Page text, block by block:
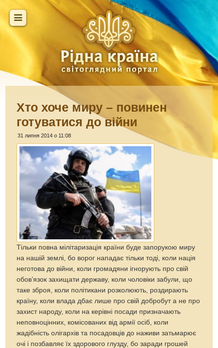
Хто хоче миру – повинен
готуватися до війни
31 липня 2014 о 11:08
Тільки повна мілітаризація країни буде запорукою миру
на нашій землі, бо ворог нападає тільки тоді, коли нація
неготова до війни, коли громадяни ігнорують про свій
обов’язок захищати державу, коли чоловіки забули, що
таке зброя, коли політикани розколюють, роздирають
країну, коли влада дбає лише про свій добробут а не про
захист народу, коли на керівні посади призначають
неповноцінних, комісованих від армії осіб, коли
жадібність олігархів та посадовців до наживи затьмарює
очі і позбавляє їх здорового глузду, бо заради грошей